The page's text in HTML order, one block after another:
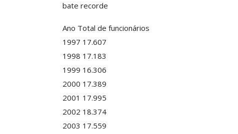
bate recorde
Ano Total de funcionários
1997 17.607
1998 17.183
1999 16.306
2000 17.389
2001 17.995
2002 18.374
2003 17.559